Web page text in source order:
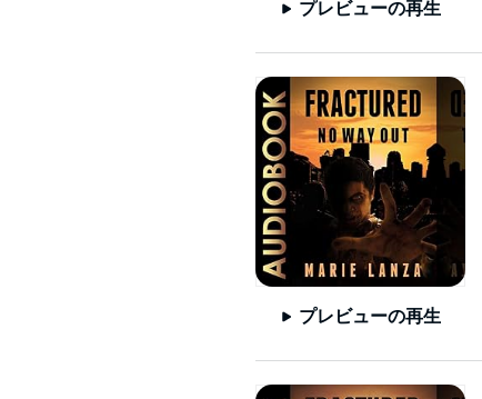
プレビューの再生
プレビューの再生